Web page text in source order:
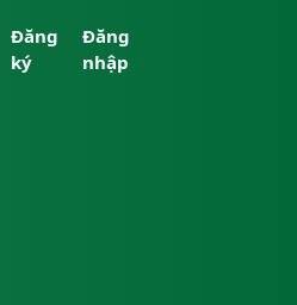
Đăng
ký
Đăng
nhập